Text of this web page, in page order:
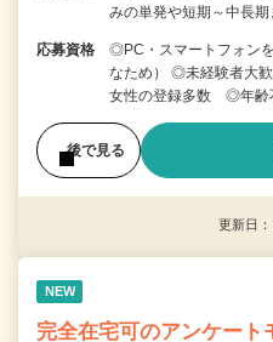
みの単発や短期～中長
応募資格
◎PC・スマートフォン
なため） ◎未経験者大
女性の登録多数 ◎年齢
後で見る
更新日
NEW
完全在宅可のアンケート